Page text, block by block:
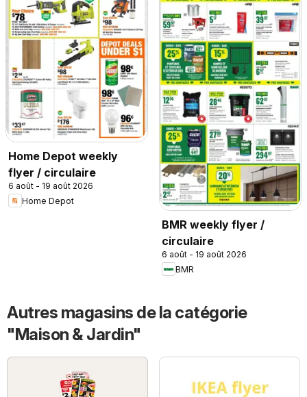
Home Depot weekly
flyer / circulaire
6 août - 19 août 2026
Home Depot
BMR weekly flyer /
circulaire
6 août - 19 août 2026
BMR
Autres magasins de la catégorie
"Maison & Jardin"